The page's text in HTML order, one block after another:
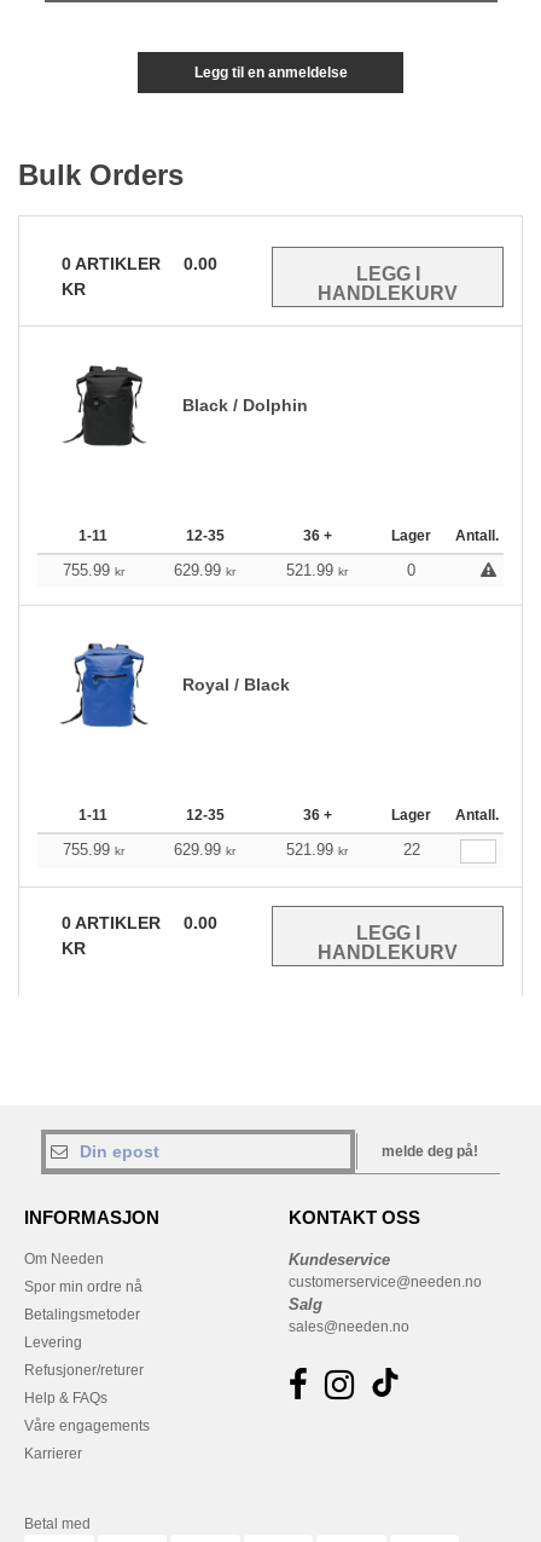
Legg til en anmeldelse
Bulk Orders
0ARTIKLER
0.00
KR
Black / Dolphin
1-11 12-35 36 + Lager Antall.
755.99 kr 629.99 kr 521.99 kr 0
Royal / Black
1-11 12-35 36 + Lager Antall.
755.99 kr 629.99 kr 521.99 kr 22
0ARTIKLER
0.00
KR
melde deg på!
INFORMASJON
Om Needen
Spor min ordre nå
Betalingsmetoder
Levering
Refusjoner/returer
Help & FAQs
Våre engagements
Karrierer
KONTAKT OSS
Kundeservice
customerservice@needen.no
Salg
sales@needen.no
Betal med